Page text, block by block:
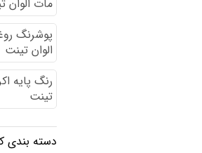
مات الوان
پوشرنگ
الوان تینت
رنگ پایه
تینت
دسته بندی